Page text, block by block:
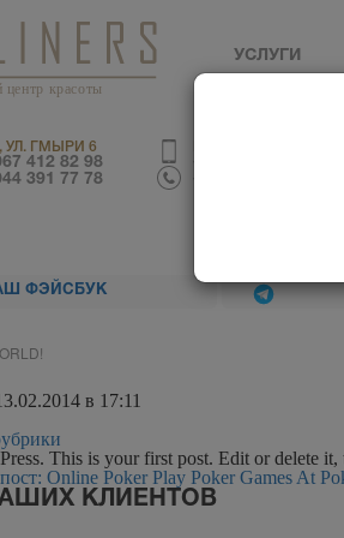
красоты
УСЛУГИ
УЛ. ГМЫРИ 6
412 82 98
391 77 78
ФЭЙСБУК
в 17:11
This is your first post. Edit or delete
Online Poker Play Poker Games At
КЛИЕНТОВ